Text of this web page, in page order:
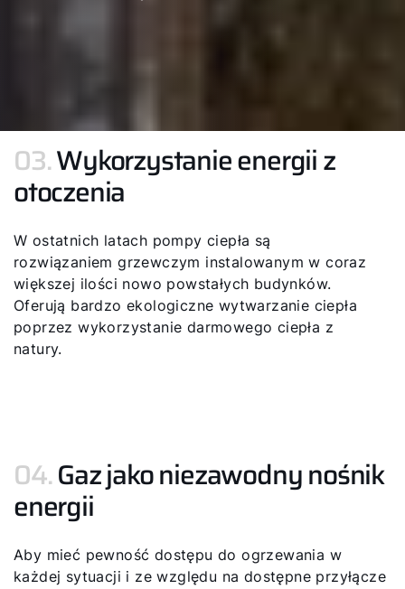
03.Wykorzystanie energii z
otoczenia
W ostatnich latach pompy ciepła są
rozwiązaniem grzewczym instalowanym w coraz
większej ilości nowo powstałych budynków.
Oferują bardzo ekologiczne wytwarzanie ciepła
poprzez wykorzystanie darmowego ciepła z
natury.
04.Gaz jako niezawodny nośnik
energii
Aby mieć pewność dostępu do ogrzewania w
każdej sytuacji i ze względu na dostępne przyłącze
Cześć!
Przydatne linki
O nas